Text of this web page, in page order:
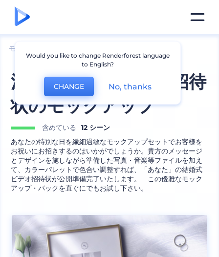
モックアップ
洗練された結婚式の招待
状のモックアップ
含めている
12 シーン
あなたの特別な日を繊細過敏なモックアップセットでお客様を
お祝いにお招きするのはいかがでしょうか。貴方のメッセージ
とデザインを施しながら準備した写真・音楽等ファイルを加え
て、カラーパレットで色合い調整すれば、「あなた」の結婚式
ビデオ招待状が公開準備完了いたします。 この優雅なモック
アップ・パックを直ぐにでもお試し下さい。
Would you like to change Renderforest language
to English?
CHANGE No, thanks